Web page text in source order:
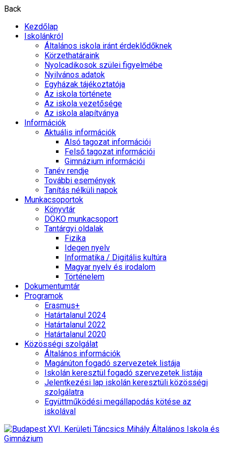
Back
Kezdőlap
Iskolánkról
Általános iskola iránt érdeklődőknek
Körzethatáraink
Nyolcadikosok szülei figyelmébe
Nyilvános adatok
Egyházak tájékoztatója
Az iskola története
Az iskola vezetősége
Az iskola alapítványa
Információk
Aktuális információk
Alsó tagozat információi
Felső tagozat információi
Gimnázium információi
Tanév rendje
További események
Tanítás nélküli napok
Munkacsoportok
Könyvtár
DÖKO munkacsoport
Tantárgyi oldalak
Fizika
Idegen nyelv
Informatika / Digitális kultúra
Magyar nyelv és irodalom
Történelem
Dokumentumtár
Programok
Erasmus+
Határtalanul 2024
Határtalanul 2022
Határtalanul 2020
Közösségi szolgálat
Általános információk
Magánúton fogadó szervezetek listája
Iskolán keresztül fogadó szervezetek listája
Jelentkezési lap iskolán keresztüli közösségi
szolgálatra
Együttműködési megállapodás kötése az
iskolával